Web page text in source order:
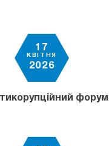
17
КВІТНЯ
2026
форум